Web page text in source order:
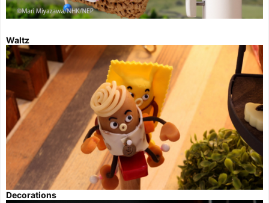
Waltz
Decorations